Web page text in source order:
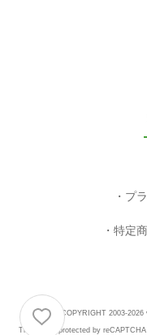
プ
特定
COPYRIGHT 2003-
This site is protected by reCAPTCHA